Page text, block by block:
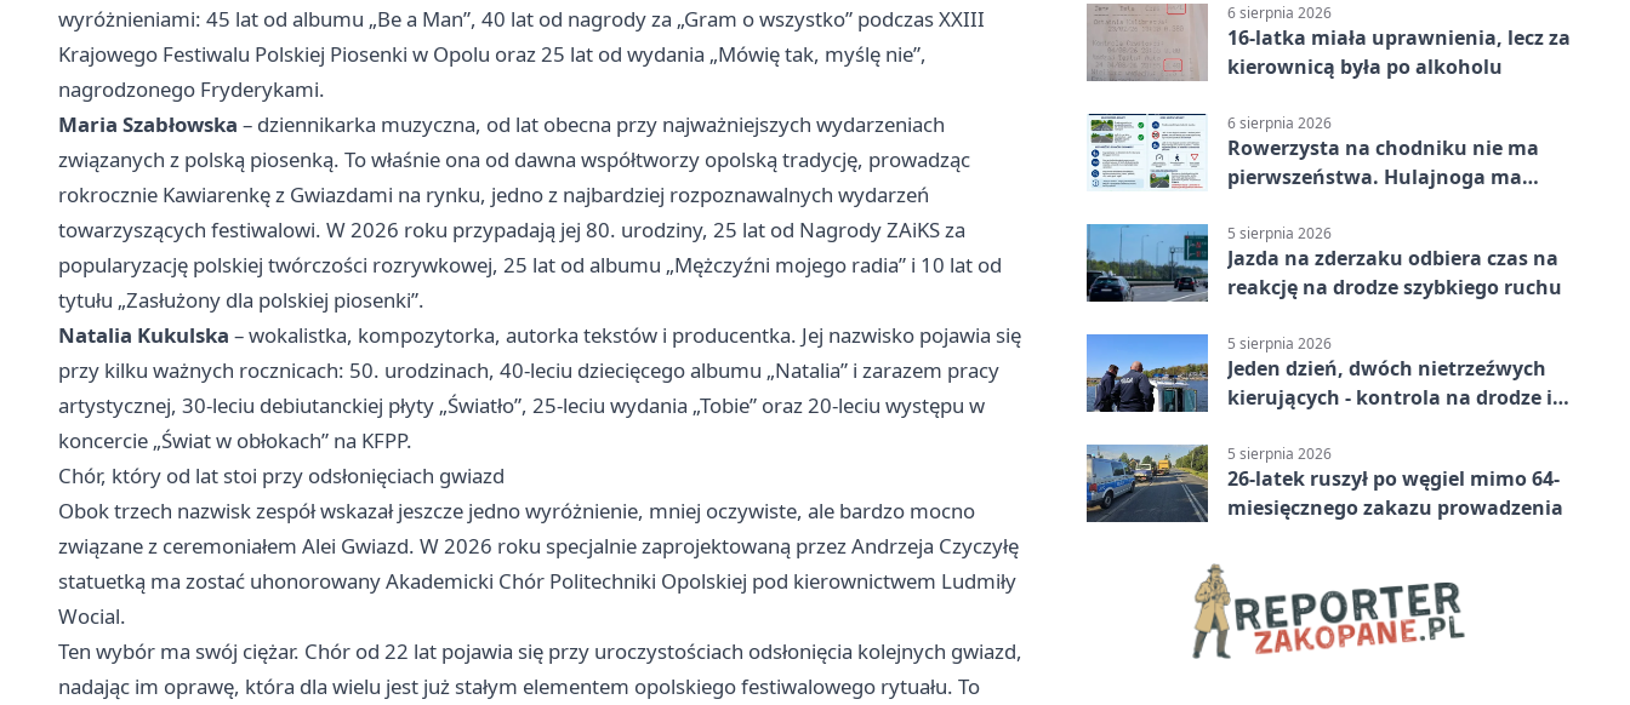
wyróżnieniami: 45 lat od albumu „Be a Man”, 40 lat od nagrody za „Gram o wszystko” podczas XXIII
Krajowego Festiwalu Polskiej Piosenki w Opolu oraz 25 lat od wydania „Mówię tak, myślę nie”,
nagrodzonego Fryderykami.
Maria Szabłowska – dziennikarka muzyczna, od lat obecna przy najważniejszych wydarzeniach
związanych z polską piosenką. To właśnie ona od dawna współtworzy opolską tradycję, prowadząc
rokrocznie Kawiarenkę z Gwiazdami na rynku, jedno z najbardziej rozpoznawalnych wydarzeń
towarzyszących festiwalowi. W 2026 roku przypadają jej 80. urodziny, 25 lat od Nagrody ZAiKS za
popularyzację polskiej twórczości rozrywkowej, 25 lat od albumu „Mężczyźni mojego radia” i 10 lat od
tytułu „Zasłużony dla polskiej piosenki”.
Natalia Kukulska – wokalistka, kompozytorka, autorka tekstów i producentka. Jej nazwisko pojawia się
przy kilku ważnych rocznicach: 50. urodzinach, 40-leciu dziecięcego albumu „Natalia” i zarazem pracy
artystycznej, 30-leciu debiutanckiej płyty „Światło”, 25-leciu wydania „Tobie” oraz 20-leciu występu w
koncercie „Świat w obłokach” na KFPP.
Chór, który od lat stoi przy odsłonięciach gwiazd
Obok trzech nazwisk zespół wskazał jeszcze jedno wyróżnienie, mniej oczywiste, ale bardzo mocno
związane z ceremoniałem Alei Gwiazd. W 2026 roku specjalnie zaprojektowaną przez Andrzeja Czyczyłę
statuetką ma zostać uhonorowany Akademicki Chór Politechniki Opolskiej pod kierownictwem Ludmiły
Wocial.
Ten wybór ma swój ciężar. Chór od 22 lat pojawia się przy uroczystościach odsłonięcia kolejnych gwiazd,
nadając im oprawę, która dla wielu jest już stałym elementem opolskiego festiwalowego rytuału. To
6 sierpnia 2026
16-latka miała uprawnienia, lecz za
kierownicą była po alkoholu
6 sierpnia 2026
Rowerzysta na chodniku nie ma
pierwszeństwa. Hulajnoga ma
5 sierpnia 2026
Jazda na zderzaku odbiera czas na
reakcję na drodze szybkiego ruchu
5 sierpnia 2026
Jeden dzień, dwóch nietrzeźwych
kierujących - kontrola na drodze i
5 sierpnia 2026
26-latek ruszył po węgiel mimo 64-
miesięcznego zakazu prowadzenia